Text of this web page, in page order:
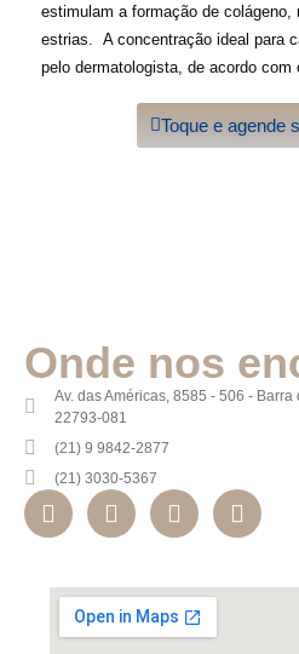
estimulam a formação de colágeno,
estrias. A concentração ideal para
pelo dermatologista, de acordo com
Toque e agende
Onde nos
Av. das Américas, 8585 - 506 -
22793-081
(21) 9 9842-2877
(21) 3030-5367